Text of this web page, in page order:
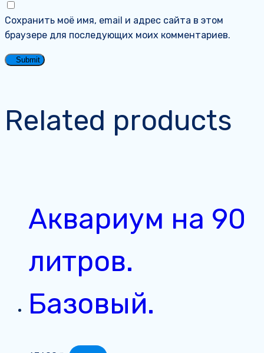
Сохранить моё имя, email и адрес сайта в этом
браузере для последующих моих комментариев.
Related products
Аквариум на 90
литров.
Базовый.